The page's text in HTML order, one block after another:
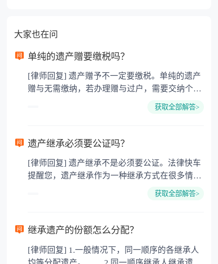
大家也在问
单纯的遗产赠要缴税吗？
[律师回复] 遗产赠予不一定要缴税。单纯的遗产
赠与无需缴纳，若办理赠与过户，需要交纳个人
所得税、契税和公证费。赠与过户是没有增值税
要缴纳公证费，具体如下： 1. 公证费：按房
3. 印花税：按房屋评估价的0.05%缴纳 4. 土
地增值税：按房价1%缴纳 5. 房屋产权登记费：
获取全部解答>
遗产继承必须要公证吗？
[律师回复] 遗产继承不是必须要公证。法律快车
提醒您，遗产继承作为一种继承方式在很多情况
下都是不需要公证的，当然，如果需要公正的也
以防对财产继承发生纠纷，可以对遗产继承进行
公证。
获取全部解答>
继承遗产的份额怎么分配？
[律师回复] 1.一般情况下，同一顺序的各继承人